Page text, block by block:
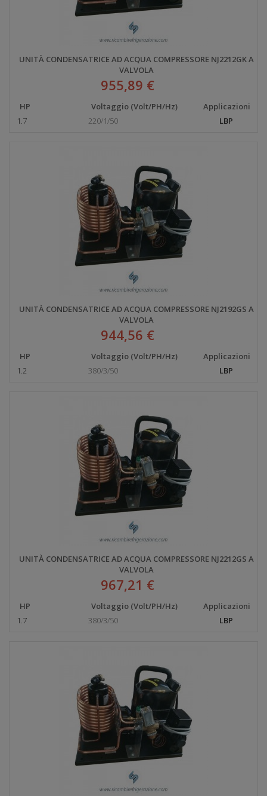
UNITÀ CONDENSATRICE AD ACQUA COMPRESSORE NJ2212GK A
VALVOLA
955,89 €
HP Voltaggio (Volt/PH/Hz)
Applicazioni
1.7
220/1/50 LBP
UNITÀ CONDENSATRICE AD ACQUA COMPRESSORE NJ2192GS A
VALVOLA
944,56 €
HP Voltaggio (Volt/PH/Hz)
Applicazioni
1.2
380/3/50 LBP
UNITÀ CONDENSATRICE AD ACQUA COMPRESSORE NJ2212GS A
VALVOLA
967,21 €
HP Voltaggio (Volt/PH/Hz)
Applicazioni
1.7
380/3/50 LBP